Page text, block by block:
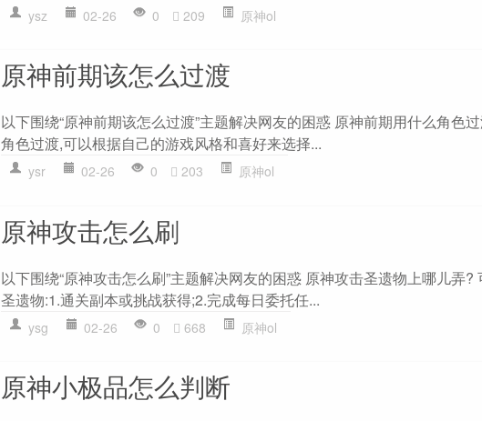
ysz 02-26 0 209 原神ol
原神前期该怎么过渡
以下围绕“原神前期该怎么过渡”主题解决网友的困惑 原神前期用什么角色
角色过渡,可以根据自己的游戏风格和喜好来选择...
ysr 02-26 0 203 原神ol
原神攻击怎么刷
以下围绕“原神攻击怎么刷”主题解决网友的困惑 原神攻击圣遗物上哪儿弄
圣遗物:1.通关副本或挑战获得;2.完成每日委托任...
ysg 02-26 0 668 原神ol
原神小极品怎么判断